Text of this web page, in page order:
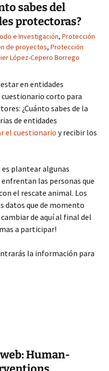
sabes del
protectoras?
e Investigación, Protección
de proyectos, Protección
López-Cepero Borrego
en entidades
corto para
¿Cuánto sabes de la
de entidades
el cuestionarioy recibir los
es plantear algunas
las personas que
el rescate animal. Los
datos que de momento
de aquí al final del
a participar!
la información para
Human-